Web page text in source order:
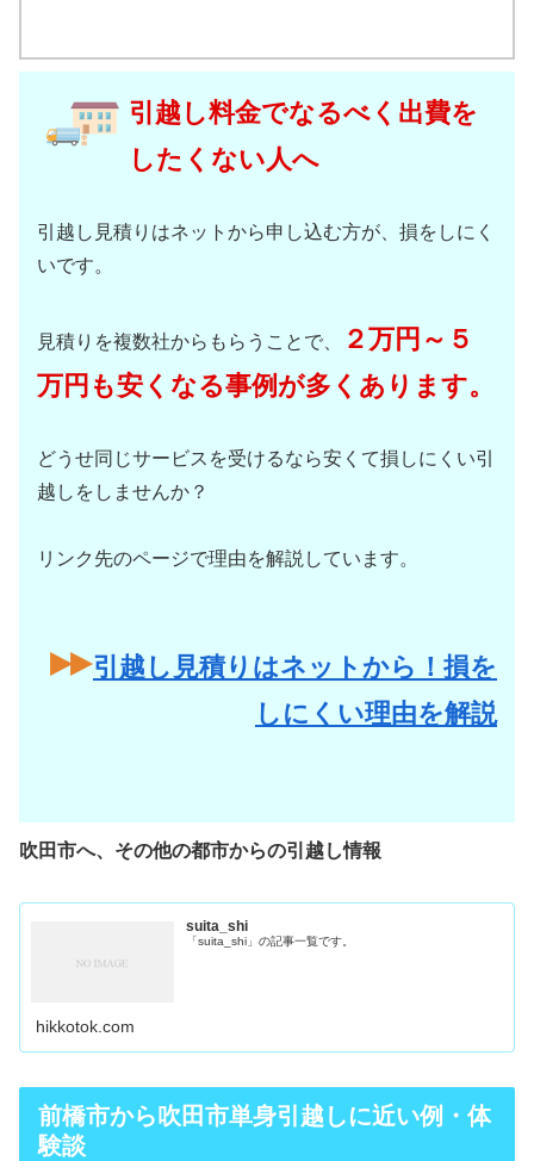
引越し料金でなるべく出費を
したくない人へ
引越し見積りはネットから申し込む方が、損をしにく
いです。
見積りを複数社からもらうことで、
２万円～５
万円も安くなる事例が多くあります。
どうせ同じサービスを受けるなら安くて損しにくい引
越しをしませんか？
リンク先のページで理由を解説しています。
引越し見積りはネットから！損を
しにくい理由を解説
吹田市へ、その他の都市からの引越し情報
suita_shi
「suita_shi」の記事一覧です。
hikkotok.com
前橋市から吹田市単身引越しに近い例・体
験談